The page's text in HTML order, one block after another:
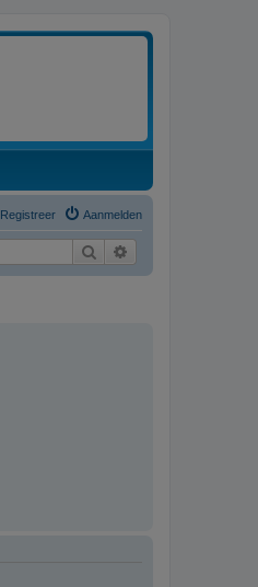
Aanmelden
Registreer
Zoek